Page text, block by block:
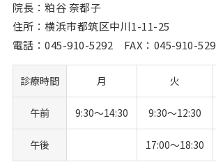
院長：粕谷 奈都子
住所：横浜市都筑区中川1-11-25
電話：045-910-5292 FAX：045-910-
診療時間 月 火
午前 9:30〜14:30 9:30〜12:30
午後 17:00〜18:30